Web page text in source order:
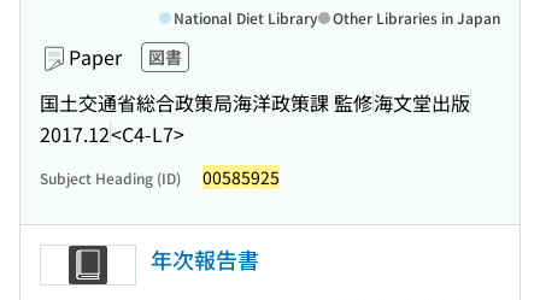
Paper 図書
国土交通省総合政策局海洋政策課 監修海文堂出版
2017.12<C4-L7>
National Diet Library Other Libraries in Japan
Subject Heading (ID) 00585925
年次報告書